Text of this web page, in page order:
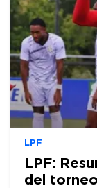
LPF
LPF:
del